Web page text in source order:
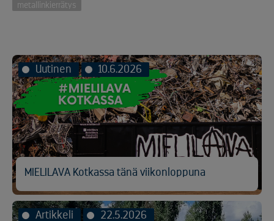
metallinkierrätys
Uutinen 10.6.2026
MIELILAVA Kotkassa tänä viikonloppuna
Artikkeli 22.5.2026